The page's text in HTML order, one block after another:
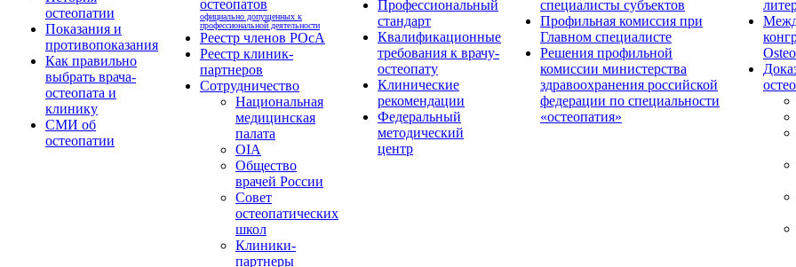
остеопатии
Показания и
противопоказания
Как правильно
выбрать врача-
остеопата и
клинику
СМИ об
остеопатии
остеопатов
официально допущенных к
профессиональной деятельности
Реестр членов РОсА
Реестр клиник-
партнеров
Сотрудничество
Национальная
медицинская
палата
OIA
Общество
врачей России
Совет
остеопатических
школ
Клиники-
партнеры
Профессиональный
стандарт
Квалификационные
требования к врачу-
остеопату
Клинические
рекомендации
Федеральный
методический
центр
специалисты субъектов
Профильная комиссия при
Главном специалисте
Решения профильной
комиссии министерства
здравоохранения российской
федерации по специальности
«остеопатия»